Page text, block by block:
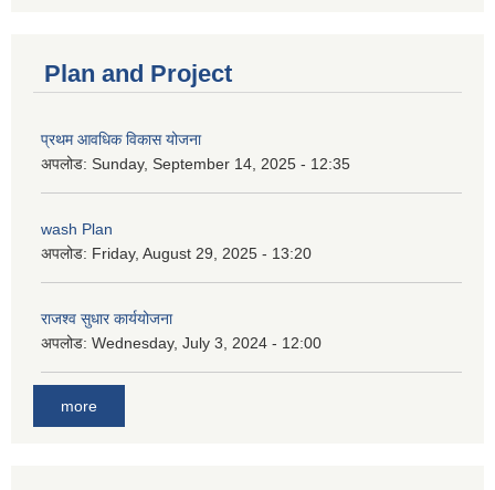
Plan and Project
प्रथम आवधिक विकास योजना
अपलोड: Sunday, September 14, 2025 - 12:35
wash Plan
अपलोड: Friday, August 29, 2025 - 13:20
राजश्व सुधार कार्ययोजना
अपलोड: Wednesday, July 3, 2024 - 12:00
more